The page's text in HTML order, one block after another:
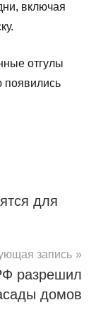
включая
отгулы
появились
для
запись
разрешил
домов